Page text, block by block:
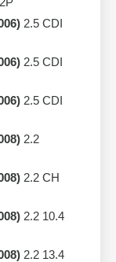
2.5 CDI
2.5 CDI
2.5 CDI
2.2
2.2 CH
2.2 10.4
2.2 13.4